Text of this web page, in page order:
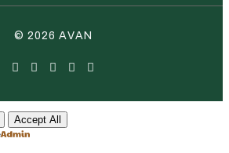
© 2026 AVAN
Accept All